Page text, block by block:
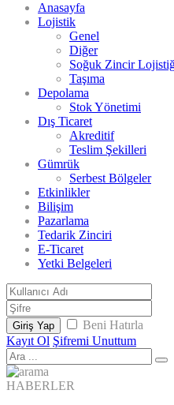
Anasayfa
Lojistik
Genel
Diğer
Soğuk Zincir
Taşıma
Depolama
Stok Yönetimi
Dış Ticaret
Akreditif
Teslim Şekilleri
Gümrük
Serbest Bölgeler
Etkinlikler
Bilişim
Pazarlama
Tedarik Zinciri
E-Ticaret
Yetki Belgeleri
Giriş Yap
Beni Hatırla
Kayıt Ol Şifremi Unuttum
HABERLER